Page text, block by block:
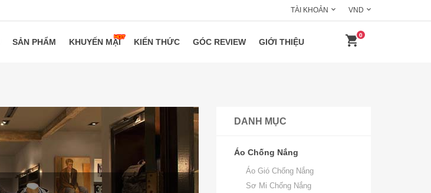
TÀI KHOẢN VND
SẢN PHẨM KHUYẾN MẠI KIẾN THỨC GÓC REVIEW GIỚI THIỆU
0
DANH MỤC
Áo Chống Nắng
Áo Gió Chống Nắng
Sơ Mi Chống Nắng